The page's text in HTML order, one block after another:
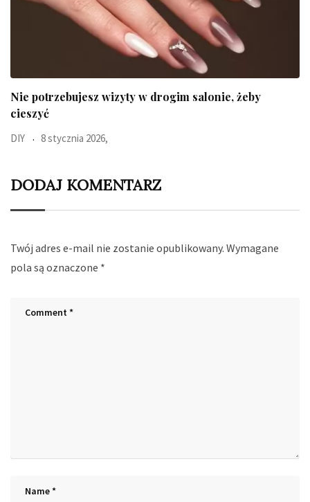
Ten błyskawiczny test pokaże jaki jest Twój typ
Uroda
DODAJ KOMENTARZ
Twój adres e-mail nie zostanie opublikowany. Wymagane
pola są oznaczone *